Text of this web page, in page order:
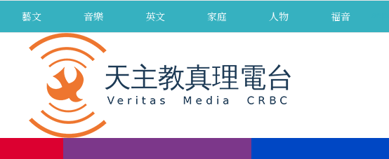
藝文 音樂 英文 家庭 人物 福音